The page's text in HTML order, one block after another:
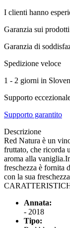
I clienti hanno
Garanzia sui prodotti
Garanzia di
Spedizione veloce
1 - 2 giorni in
Supporto
Supporto garantito
Descrizione
Red Natura è un
fruttato, che ricorda
aroma alla
freschezza è fornita
con la sua
Annata:
- 2018
Tipo: